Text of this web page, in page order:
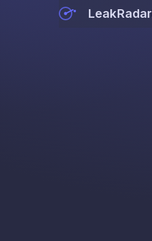
LeakRadar